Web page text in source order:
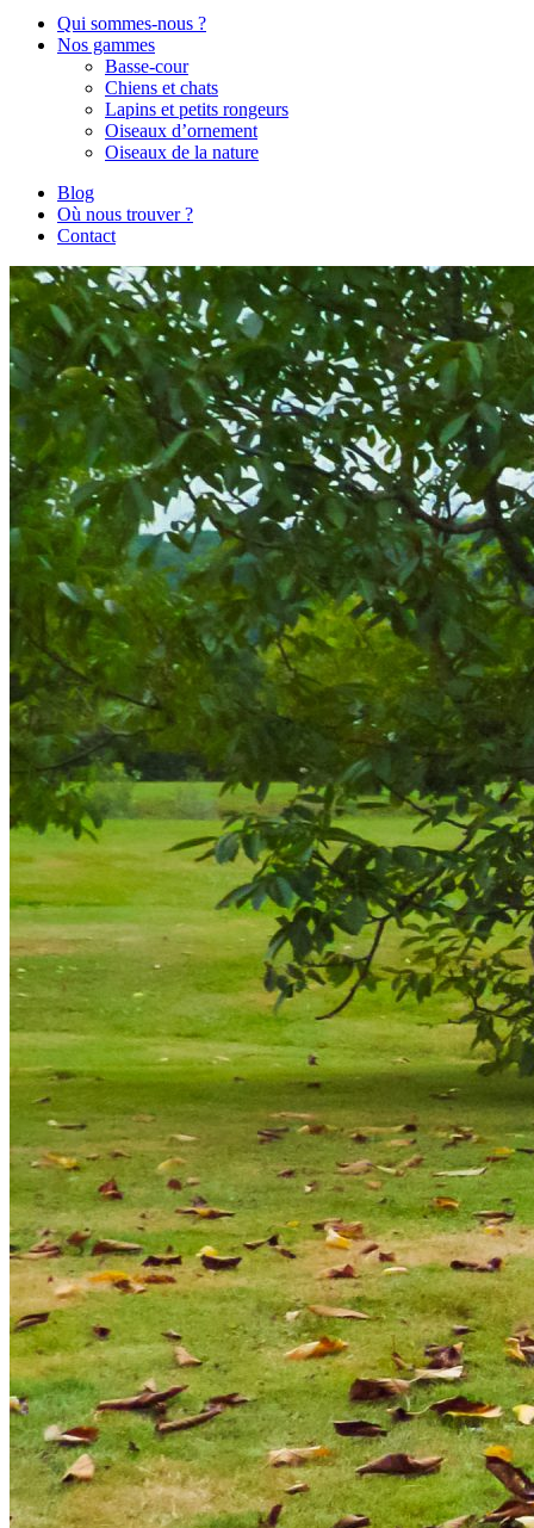
Qui sommes-nous ?
Nos gammes
Basse-cour
Chiens et chats
Lapins et petits rongeurs
Oiseaux d’ornement
Oiseaux de la nature
Blog
Où nous trouver ?
Contact